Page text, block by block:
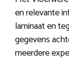
en relevante
laminaat en
gegevens
meerdere